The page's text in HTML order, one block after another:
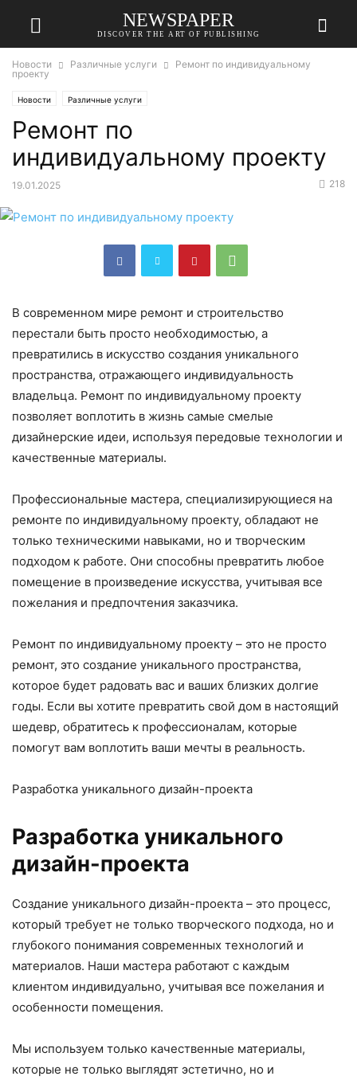
NEWSPAPER
DISCOVER THE ART OF PUBLISHING
Новости Различные услуги
Ремонт по индивидуальному
проекту
Новости Различные услуги
Ремонт по
индивидуальному проекту
19.01.2025 218
В современном мире ремонт и строительство
перестали быть просто необходимостью, а
превратились в искусство создания уникального
пространства, отражающего индивидуальность
владельца. Ремонт по индивидуальному проекту
позволяет воплотить в жизнь самые смелые
дизайнерские идеи, используя передовые технологии и
качественные материалы.
Профессиональные мастера, специализирующиеся на
ремонте по индивидуальному проекту, обладают не
только техническими навыками, но и творческим
подходом к работе. Они способны превратить любое
помещение в произведение искусства, учитывая все
пожелания и предпочтения заказчика.
Ремонт по индивидуальному проекту – это не просто
ремонт, это создание уникального пространства,
которое будет радовать вас и ваших близких долгие
годы. Если вы хотите превратить свой дом в настоящий
шедевр, обратитесь к профессионалам, которые
помогут вам воплотить ваши мечты в реальность.
Разработка уникального дизайн-проекта
Разработка уникального
дизайн-проекта
Создание уникального дизайн-проекта – это процесс,
который требует не только творческого подхода, но и
глубокого понимания современных технологий и
материалов. Наши мастера работают с каждым
клиентом индивидуально, учитывая все пожелания и
особенности помещения.
Мы используем только качественные материалы,
которые не только выглядят эстетично, но и